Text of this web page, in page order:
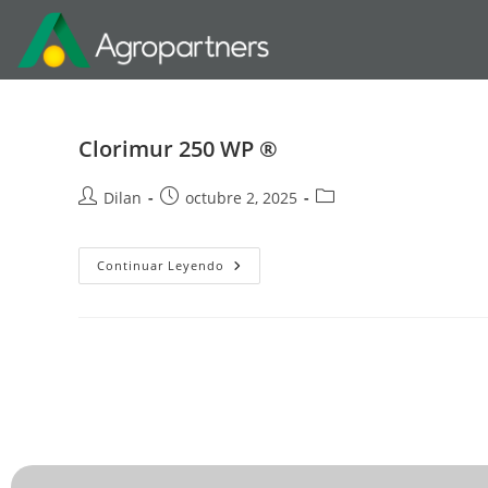
Clorimur 250 WP ®
Dilan octubre 2, 2025
Continuar Leyendo